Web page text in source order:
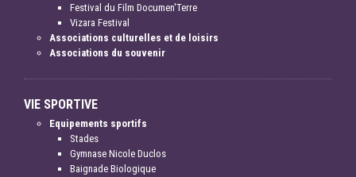
Festival du Film Documen'Terre
Vizara Festival
Associations culturelles et de loisirs
Associations du souvenir
VIE SPORTIVE
Equipements sportifs
Stades
Gymnase Nicole Duclos
Baignade Biologique